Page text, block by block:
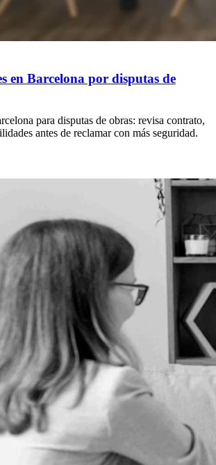
en Barcelona por disputas de
para disputas de obras: revisa contrato,
antes de reclamar con más seguridad.